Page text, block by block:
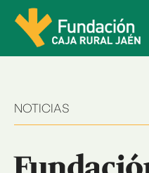
Saltar
contenido
NOTICIAS